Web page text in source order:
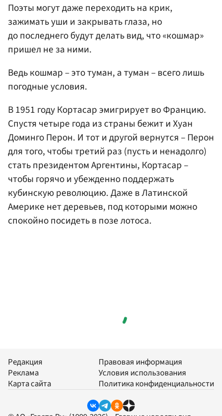
Поэты могут даже переходить на крик,
зажимать уши и закрывать глаза, но
до последнего будут делать вид, что «кошмар»
пришел не за ними.
Ведь кошмар – это туман, а туман – всего лишь
погодные условия.
В 1951 году Кортасар эмигрирует во Францию.
Спустя четыре года из страны бежит и Хуан
Доминго Перон. И тот и другой вернутся – Перон
для того, чтобы третий раз (пусть и ненадолго)
стать президентом Аргентины, Кортасар –
чтобы горячо и убежденно поддержать
кубинскую революцию. Даже в Латинской
Америке нет деревьев, под которыми можно
спокойно посидеть в позе лотоса.
Редакция
Реклама
Карта сайта
Правовая информация
Условия использования
Политика конфиденциальности